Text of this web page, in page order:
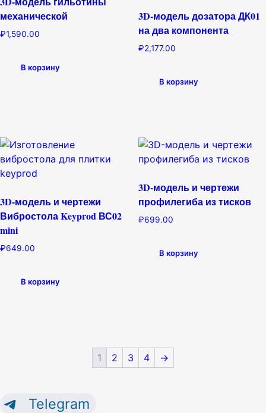
механической
₽1,590.00
В корзину
3D-модель дозатора ДК01
на два компонента
₽2,177.00
В корзину
3D-модель и чертежи
Вибростола Keyprod ВС02
mini
₽649.00
В корзину
3D-модель и чертежи
профилегиба из тисков
₽699.00
В корзину
1 2 3 4 →
Telegram